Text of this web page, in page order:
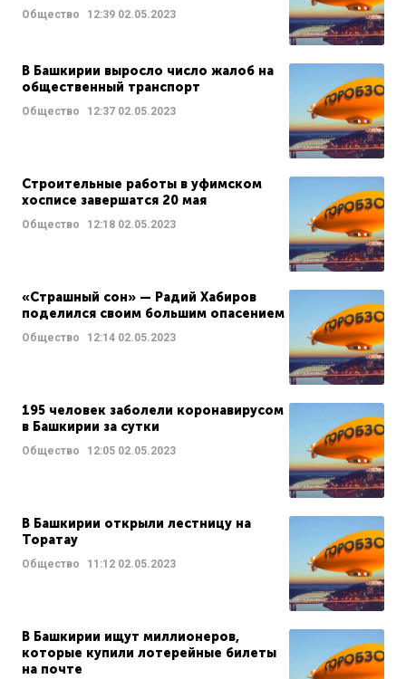
Общество 12:39 02.05.2023
В Башкирии выросло число жалоб на
общественный транспорт
Общество 12:37 02.05.2023
Строительные работы в уфимском
хосписе завершатся 20 мая
Общество 12:18 02.05.2023
«Страшный сон» — Радий Хабиров
поделился своим большим опасением
Общество 12:14 02.05.2023
195 человек заболели коронавирусом
в Башкирии за сутки
Общество 12:05 02.05.2023
В Башкирии открыли лестницу на
Торатау
Общество 11:12 02.05.2023
В Башкирии ищут миллионеров,
которые купили лотерейные билеты
на почте